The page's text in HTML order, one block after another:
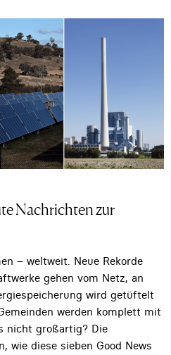
Nachrichten zur
– weltweit. Neue Rekorde
gehen vom Netz, an
wird getüftelt
werden komplett mit
nicht großartig? Die
wie diese sieben Good News